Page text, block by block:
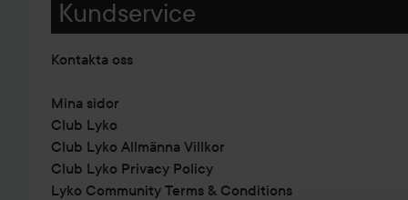
Kundservice
Kontakta oss
Mina sidor
Club Lyko
Club Lyko Allmänna Villkor
Club Lyko Privacy Policy
Lyko Community Terms & Conditions